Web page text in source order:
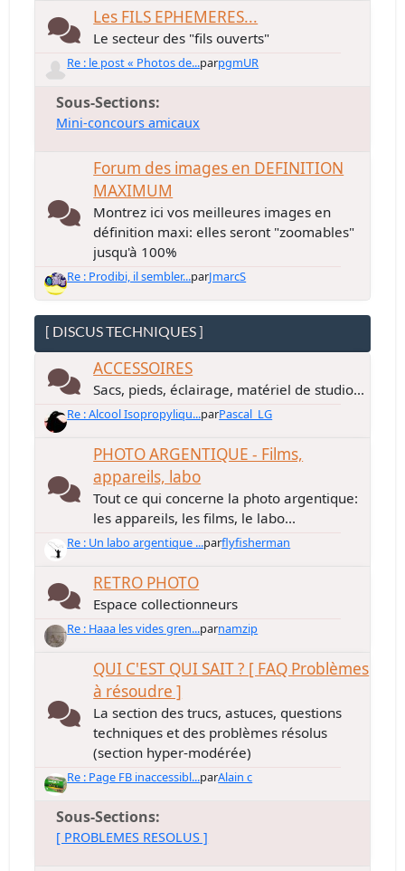
Les FILS EPHEMERES...
Le secteur des "fils ouverts"
Re : le post « Photos de...parpgmUR
Sous-Sections
Mini-concours amicaux
Forum des images en DEFINITION
MAXIMUM
Montrez ici vos meilleures images en
définition maxi: elles seront "zoomables"
jusqu'à 100%
Re : Prodibi, il sembler...parJmarcS
[ DISCUS TECHNIQUES ]
ACCESSOIRES
Sacs, pieds, éclairage, matériel de studio...
Re : Alcool Isopropyliqu...parPascal_LG
PHOTO ARGENTIQUE - Films,
appareils, labo
Tout ce qui concerne la photo argentique:
les appareils, les films, le labo...
Re : Un labo argentique ...parflyfisherman
RETRO PHOTO
Espace collectionneurs
Re : Haaa les vides gren...parnamzip
QUI C'EST QUI SAIT ? [ FAQ Problèmes
à résoudre ]
La section des trucs, astuces, questions
techniques et des problèmes résolus
(section hyper-modérée)
Re : Page FB inaccessibl...parAlain c
Sous-Sections
[ PROBLEMES RESOLUS ]